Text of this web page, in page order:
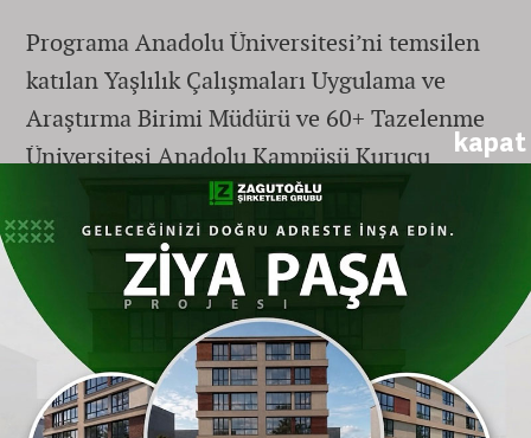
kapat
Programa Anadolu Üniversitesi’ni temsilen
katılan Yaşlılık Çalışmaları Uygulama ve
Araştırma Birimi Müdürü ve 60+ Tazelenme
Üniversitesi Anadolu Kampüsü Kurucu
Koordinatörü Doç. Dr. Emre Birinci,
Eskişehir’deki uygulama örneklerini ve
akademik birikimini katılımcılarla paylaştı.
Doç. Dr. Birinci, aktif yaşlanma
çalışmalarının sadece bir eğitim faaliyeti
olmadığını, aynı zamanda toplumun yaşlılık
algısını değiştiren ve bireylerin hayat